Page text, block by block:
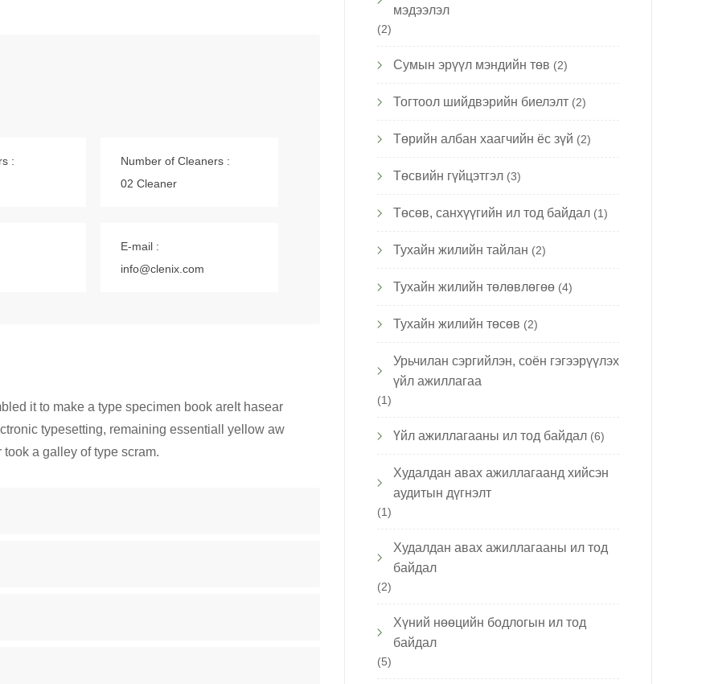
:
Number of Cleaners :
02 Cleaner
E-mail :
info@clenix.com
it to make a type specimen book areIt hasear
typesetting, remaining essentiall yellow aw
a galley of type scram.
мэдээлэл
(2)
Сумын эрүүл мэндийн төв (2)
Тогтоол шийдвэрийн биелэлт(2)
Төрийн албан хаагчийн ёс зүй (2)
Төсвийн гүйцэтгэл(3)
Төсөв, санхүүгийн ил тод байдал(1)
Тухайн жилийн тайлан (2)
Тухайн жилийн төлөвлөгөө(4)
Тухайн жилийн төсөв (2)
Урьчилан сэргийлэн, соён гэгээрүүлэх
үйл ажиллагаа
(1)
Үйл ажиллагааны ил тод байдал(6)
Худалдан авах ажиллагаанд хийсэн
аудитын дүгнэлт
(1)
Худалдан авах ажиллагааны ил тод
байдал
(2)
Хүний нөөцийн бодлогын ил тод
байдал
(5)